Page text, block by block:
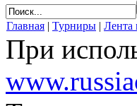
Главная | Турниры | Лента
При